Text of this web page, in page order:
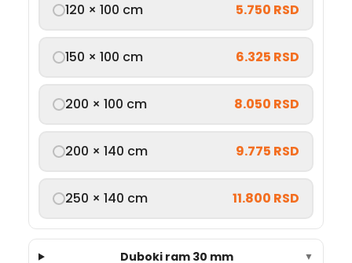
120 × 100 cm 5.750 RSD
150 × 100 cm 6.325 RSD
200 × 100 cm 8.050 RSD
200 × 140 cm 9.775 RSD
250 × 140 cm 11.800 RSD
Duboki ram 30 mm ▼